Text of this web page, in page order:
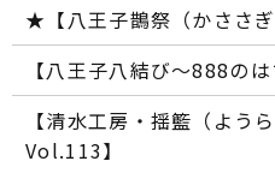
★【八王子鵲祭（かささぎ
【八王子八結び～888のは
【清水工房・揺籃（よ
Vol.113】